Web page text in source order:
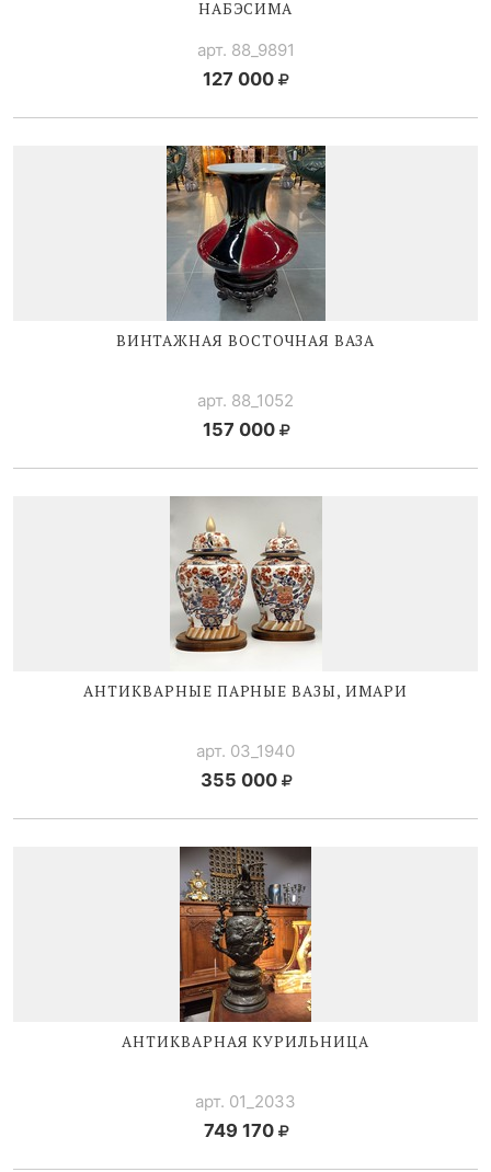
НАБЭСИМА
арт. 88_9891
127 000
ВИНТАЖНАЯ ВОСТОЧНАЯ ВАЗА
арт. 88_1052
157 000
АНТИКВАРНЫЕ ПАРНЫЕ ВАЗЫ, ИМАРИ
арт. 03_1940
355 000
АНТИКВАРНАЯ КУРИЛЬНИЦА
арт. 01_2033
749 170